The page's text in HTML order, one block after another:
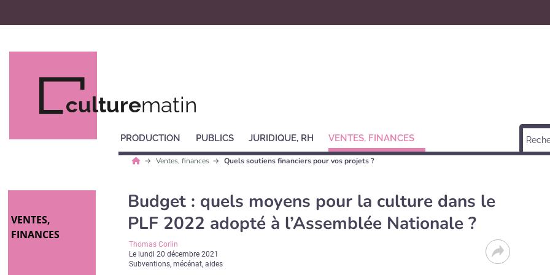
culturematin
PRODUCTION PUBLICS JURIDIQUE, RH VENTES, FINANCES
Ventes, finances Quels soutiens financiers pour vos projets ?
VENTES,
FINANCES
Budget : quels moyens pour la culture dans le
PLF 2022 adopté à l’Assemblée Nationale ?
Thomas Corlin
Le lundi 20 décembre 2021
Subventions, mécénat, aides